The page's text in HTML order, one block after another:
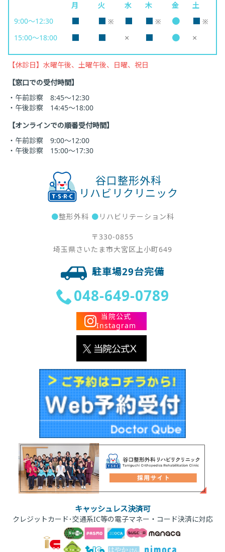
月 火 水 木 金
土
9:00～12:30
■ ■ ※ ■ ■ ※ ● ■ ※
15:00～18:00
■ ■ × ■ ● ×
【休診日】水曜午後、土曜午後、日曜、祝日
【窓口での受付時間】
・午前診察 8:45～12:30
・午後診察 14:45～18:00
【オンラインでの順番受付時間】
・午前診察 9:00～12:00
・午後診察 15:00～17:30
谷口整形外科
リハビリクリニック
●整形外科 ● リハビリテーション科
〒330-0855
埼玉県さいたま市大宮区上小町649
駐車場29台完備
048-649-0789
当院公式
Instagram
キャッシュレス決済可
クレジットカード･交通系IC等の電子マネー・コード決済に対応